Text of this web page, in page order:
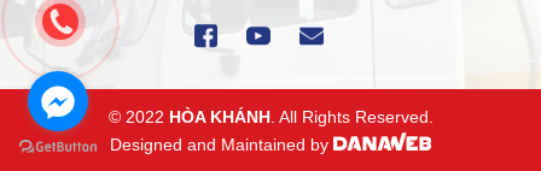
© 2022 HÒA KHÁNH. All Rights Reserved.
Designed and Maintained by